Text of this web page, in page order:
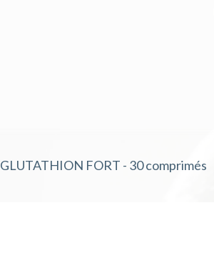
GLUTATHION FORT - 30 comprimés